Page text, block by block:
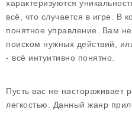
характеризуются
всё, что случается в игре. В
понятное управление. Вам
поиском нужных действий,
- всё интуитивно понятно.
Пусть вас не настораживает
легкостью. Данный жанр